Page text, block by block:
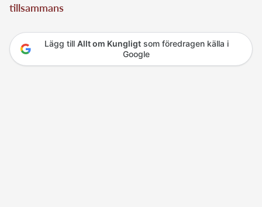
tillsammans
Lägg till Allt om Kungligtsom föredragen källa i
Google